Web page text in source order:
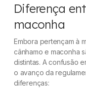
Diferença
maconha
Embora pertençam à
cânhamo e maconha
distintas. A confusão
o avanço da
diferenças: